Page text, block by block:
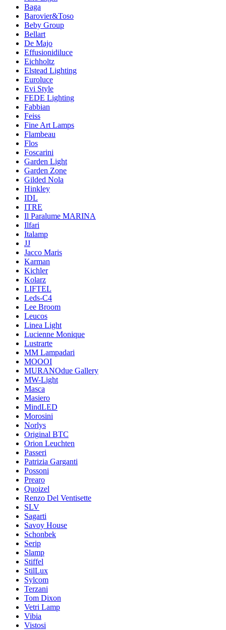
Baga
Barovier&Toso
Beby Group
Bellart
De Majo
Effusionidiluce
Eichholtz
Elstead Lighting
Euroluce
Evi Style
FEDE Lighting
Fabbian
Feiss
Fine Art Lamps
Flambeau
Flos
Foscarini
Garden Light
Garden Zone
Gilded Nola
Hinkley
IDL
ITRE
Il Paralume MARINA
Ilfari
Italamp
JJ
Jacco Maris
Karman
Kichler
Kolarz
LIFTEL
Leds-C4
Lee Broom
Leucos
Linea Light
Lucienne Monique
Lustrarte
MM Lampadari
MOOOI
MURANOdue Gallery
MW-Light
Masca
Masiero
MindLED
Morosini
Norlys
Original BTC
Orion Leuchten
Passeri
Patrizia Garganti
Possoni
Prearo
Quoizel
Renzo Del Ventisette
SLV
Sagarti
Savoy House
Schonbek
Serip
Slamp
Stiffel
StilLux
Sylcom
Terzani
Tom Dixon
Vetri Lamp
Vibia
Vistosi